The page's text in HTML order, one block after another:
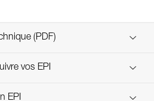
Télécharger la notice technique (PDF)
Notice
vos EPI
ePPEcentre
EPI